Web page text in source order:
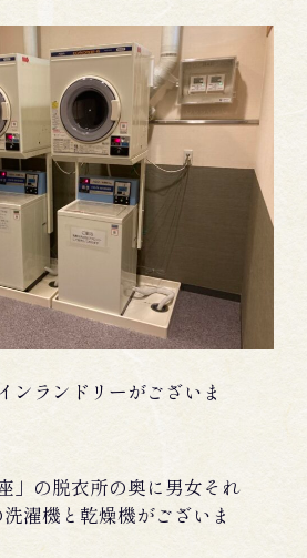
ンランドリーがございま
」の脱衣所の奥に男女それ
濯機と乾燥機がございま